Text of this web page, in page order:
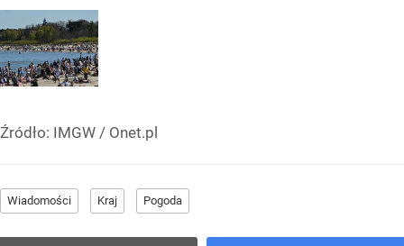
Źródło: IMGW / Onet.pl
Wiadomości Kraj Pogoda